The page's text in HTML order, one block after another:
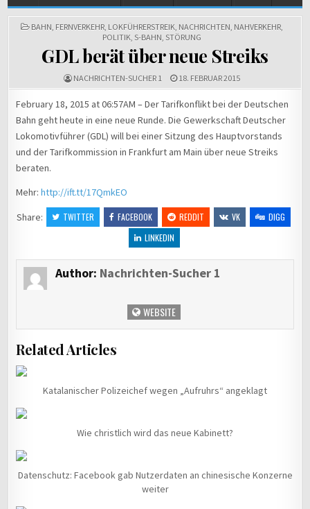
POSTED
BAHN FERNVERKEHR, LOKFÜHRERSTREIK NACHRICHTEN NAHVERKEHR,
POLITIK S-BAHN STÖRUNG
GDL berät über neue Streiks
NACHRICHTEN-SUCHER 1 18. FEBRUAR 2015
February 18, 2015 at 06:57AM – Der Tarifkonflikt bei der Deutschen
Bahn geht heute in eine neue Runde. Die Gewerkschaft Deutscher
Lokomotivführer (GDL) will bei einer Sitzung des Hauptvorstands
und der Tarifkommission in Frankfurt am Main über neue Streiks
beraten.
Mehr:http://ift.tt/17QmkEO
Share:
TWITTER FACEBOOK REDDIT VK
DIGG
LINKEDIN
Author: Nachrichten-Sucher 1
WEBSITE
Related Articles
Katalanischer Polizeichef wegen „Aufruhrs“ angeklagt
Wie christlich wird das neue Kabinett?
Datenschutz: Facebook gab Nutzerdaten an chinesische Konzerne
weiter